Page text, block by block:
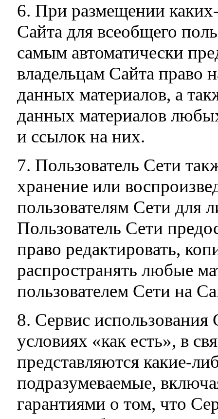
6. При размещении
Сайта для всеобщего
самым автоматически
владельцам Сайта право
данных материалов, а
данных материалов
и ссылок на них.
7. Пользователь Сети
хранение или
пользователям Сети для
Пользователь Сети
право редактировать,
распространять любые
пользователем Сети на
8. Сервис использования
условиях «как есть», в
представляются какие-
подразумеваемые,
гарантиями о том, что